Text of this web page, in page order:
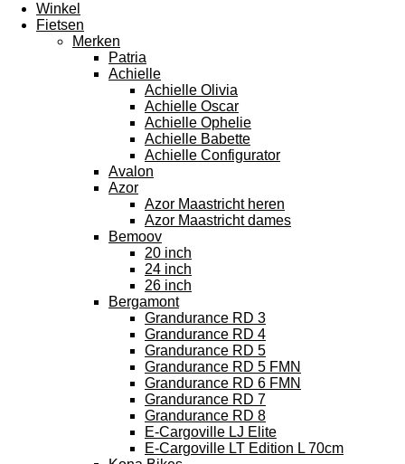
Winkel
Fietsen
Merken
Patria
Achielle
Achielle Olivia
Achielle Oscar
Achielle Ophelie
Achielle Babette
Achielle Configurator
Avalon
Azor
Azor Maastricht heren
Azor Maastricht dames
Bemoov
20 inch
24 inch
26 inch
Bergamont
Grandurance RD 3
Grandurance RD 4
Grandurance RD 5
Grandurance RD 5 FMN
Grandurance RD 6 FMN
Grandurance RD 7
Grandurance RD 8
E-Cargoville LJ Elite
E-Cargoville LT Edition L 70cm